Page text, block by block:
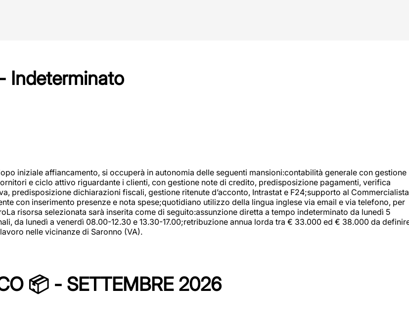
Indeterminato
iniziale affiancamento, si occuperà in autonomia delle seguenti mansioni:contabilità generale con gestione
e ciclo attivo riguardante i clienti, con gestione note di credito, predisposizione pagamenti, verifica
predisposizione dichiarazioni fiscali, gestione ritenute d’acconto, Intrastat e F24;supporto al Commercialista
con inserimento presenze e nota spese;quotidiano utilizzo della lingua inglese via email e via telefono, per
risorsa selezionata sarà inserita come di seguito:assunzione diretta a tempo indeterminato da lunedì 5
da lunedì a venerdì 08.00-12.30 e 13.30-17.00;retribuzione annua lorda tra € 33.000 ed € 38.000 da
nelle vicinanze di Saronno (VA).
📦 - SETTEMBRE 2026